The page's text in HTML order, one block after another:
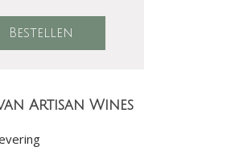
Artisan Wines